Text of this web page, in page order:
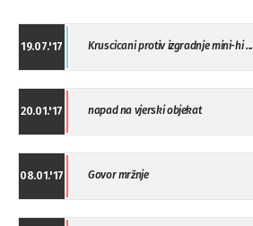
19.07.'17 Kruscicani protiv izgradnje mini-hi ...
20.01.'17 napad na vjerski objekat
08.01.'17 Govor mržnje